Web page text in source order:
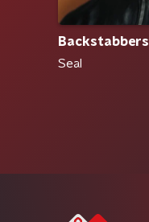
Backstabbers
Seal